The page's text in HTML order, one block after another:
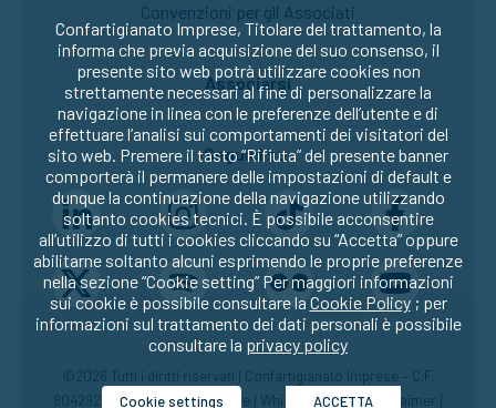
Convenzioni per gli Associati
Associarsi
Seguici su:
©2026 Tutti i diritti riservati | Confartigianato Imprese – C.F.
80429270582 |Privacy|Cookie Whistleblowing|Disclaimer
Confartigianato Imprese, Titolare del trattamento, la
informa che previa acquisizione del suo consenso, il
presente sito web potrà utilizzare cookies non
strettamente necessari al fine di personalizzare la
navigazione in linea con le preferenze dell’utente e di
effettuare l’analisi sui comportamenti dei visitatori del
sito web. Premere il tasto “Rifiuta” del presente banner
comporterà il permanere delle impostazioni di default e
dunque la continuazione della navigazione utilizzando
soltanto cookies tecnici. È possibile acconsentire
all’utilizzo di tutti i cookies cliccando su “Accetta” oppure
abilitarne soltanto alcuni esprimendo le proprie preferenze
nella sezione “Cookie setting” Per maggiori informazioni
sui cookie è possibile consultare la Cookie Policy; per
informazioni sul trattamento dei dati personali è possibile
consultare la privacy policy
Cookie settings ACCETTA